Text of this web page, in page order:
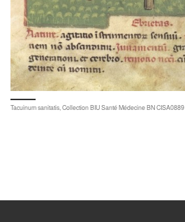
Tacuinum sanitatis, Collection BIU Santé Médecine BN CISA0889